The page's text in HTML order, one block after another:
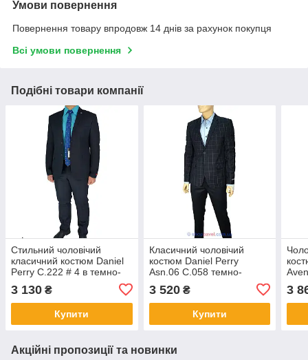
Умови повернення
Повернення товару впродовж 14 днів за рахунок покупця
Всі умови повернення
Подібні товари компанії
Стильний чоловічий
класичний костюм Daniel
Perry C.222 # 4 в темно-
3 130 ₴
Купити
Класичний чоловічий
костюм Daniel Perry
Asn.06 C.058 темно-
3 520₴
Купити
3
Акційні пропозиції та новинки